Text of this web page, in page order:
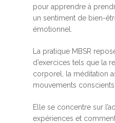
pour apprendre à
un sentiment de bien-
émotionnel.
La pratique MBSR
d’exercices tels que la
corporel, la méditation
mouvements conscients.
Elle se concentre sur
expériences et